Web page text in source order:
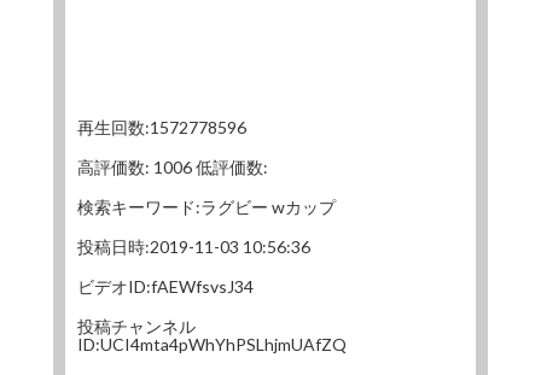
再生回数:1572778596
高評価数: 1006 低評価数:
検索キーワード:ラグビー wカップ
投稿日時:2019-11-03 10:56:36
ビデオID:fAEWfsvsJ34
投稿チャンネル
ID:UCI4mta4pWhYhPSLhjmUAfZQ